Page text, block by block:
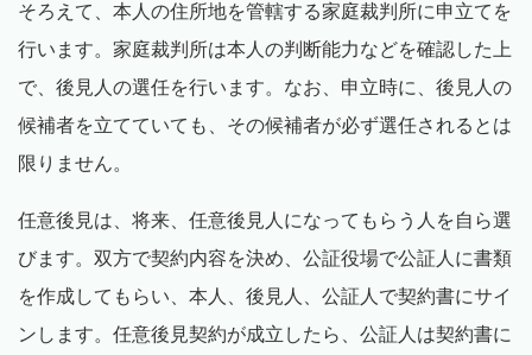
そろえて、本人の住所地を管轄する家庭裁判所に申立てを
行います。家庭裁判所は本人の判断能力などを確認した上
で、後見人の選任を行います。なお、申立時に、後見人の
候補者を立てていても、その候補者が必ず選任されるとは
限りません。
任意後見は、将来、任意後見人になってもらう人を自ら選
びます。双方で契約内容を決め、公証役場で公証人に書類
を作成してもらい、本人、後見人、公証人で契約書にサイ
ンします。任意後見契約が成立したら、公証人は契約書に